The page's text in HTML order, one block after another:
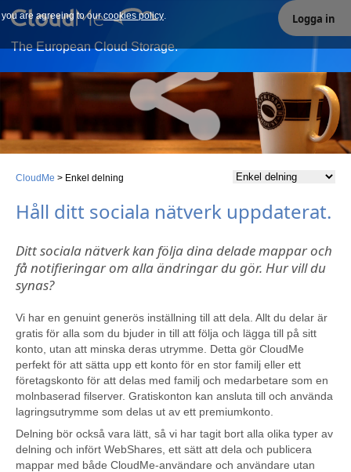
Our site uses cookies. By continuing to use our site you are
agreeing to our cookies policy.
you are agreeing to ourcookies policy.
The European Cloud Storage.
Logga in
CloudMe > Enkel delning
Håll ditt sociala nätverk uppdaterat.
Ditt sociala nätverk kan följa dina delade mappar och
få notifieringar om alla ändringar du gör. Hur vill du
synas?
Vi har en genuint generös inställning till att dela. Allt du delar är
gratis för alla som du bjuder in till att följa och lägga till på sitt
konto, utan att minska deras utrymme. Detta gör CloudMe
perfekt för att sätta upp ett konto för en stor familj eller ett
företagskonto för att delas med familj och medarbetare som en
molnbaserad filserver. Gratiskonton kan ansluta till och använda
lagringsutrymme som delas ut av ett premiumkonto.
Delning bör också vara lätt, så vi har tagit bort alla olika typer av
delning och infört WebShares, ett sätt att dela och publicera
mappar med både CloudMe-användare och användare utan